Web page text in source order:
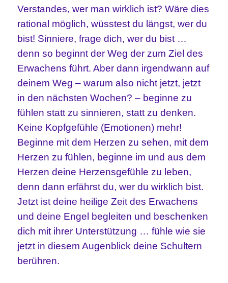
Verstandes, wer man wirklich ist? Wäre dies
rational möglich, wüsstest du längst, wer du
bist! Sinniere, frage dich, wer du bist …
denn so beginnt der Weg der zum Ziel des
Erwachens führt. Aber dann irgendwann auf
deinem Weg – warum also nicht jetzt, jetzt
in den nächsten Wochen? – beginne zu
fühlen statt zu sinnieren, statt zu denken.
Keine Kopfgefühle (Emotionen) mehr!
Beginne mit dem Herzen zu sehen, mit dem
Herzen zu fühlen, beginne im und aus dem
Herzen deine Herzensgefühle zu leben,
denn dann erfährst du, wer du wirklich bist.
Jetzt ist deine heilige Zeit des Erwachens
und deine Engel begleiten und beschenken
dich mit ihrer Unterstützung … fühle wie sie
jetzt in diesem Augenblick deine Schultern
berühren.